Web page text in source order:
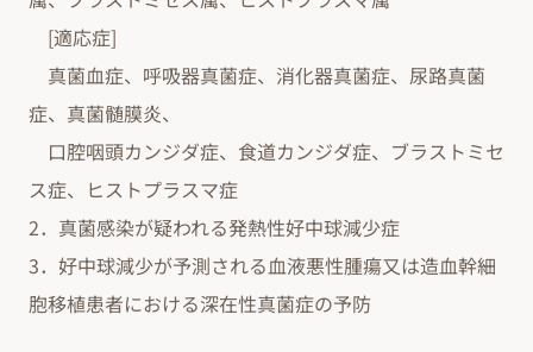
[適応症]
真菌血症、呼吸器真菌症、消化器真菌症、尿路真菌
症、真菌髄膜炎、
口腔咽頭カンジダ症、食道カンジダ症、ブラストミセ
ス症、ヒストプラスマ症
2．真菌感染が疑われる発熱性好中球減少症
3．好中球減少が予測される血液悪性腫瘍又は造血幹細
胞移植患者における深在性真菌症の予防